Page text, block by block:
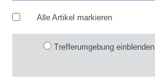
Alle Artikel markieren
Trefferumgebung einblenden